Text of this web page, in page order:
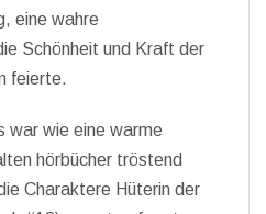
eine wahre
Schönheit und Kraft der
feierte.
war wie eine warme
hörbücher tröstend
Charaktere Hüterin der